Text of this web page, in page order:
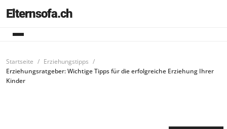
Elternsofa.ch
Startseite
Erziehungstipps
Erziehungsratgeber: Wichtige Tipps für die erfolgreiche Erziehung Ihrer
Kinder